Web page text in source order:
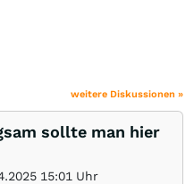
weitere Diskussionen »
sollte man hier
15:01 Uhr